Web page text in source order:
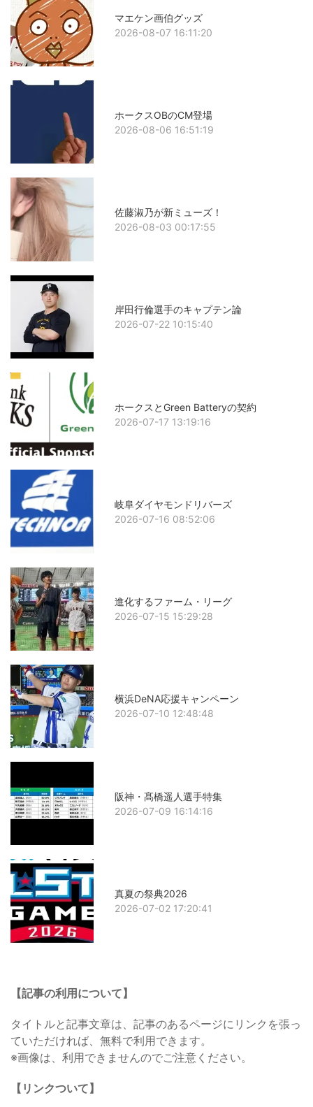
マエケン画伯グッズ
2026-08-07 16:11:20
ホークスOBのCM登場
2026-08-06 16:51:19
佐藤淑乃が新ミューズ！
2026-08-03 00:17:55
岸田行倫選手のキャプテン論
2026-07-22 10:15:40
ホークスとGreen Batteryの契約
2026-07-17 13:19:16
岐阜ダイヤモンドリバーズ
2026-07-16 08:52:06
進化するファーム・リーグ
2026-07-15 15:29:28
横浜DeNA応援キャンペーン
2026-07-10 12:48:48
阪神・髙橋遥人選手特集
2026-07-09 16:14:16
真夏の祭典2026
2026-07-02 17:20:41
【記事の利用について】
タイトルと記事文章は、記事のあるページにリンクを張っ
ていただければ、無料で利用できます。
※画像は、利用できませんのでご注意ください。
【リンクついて】